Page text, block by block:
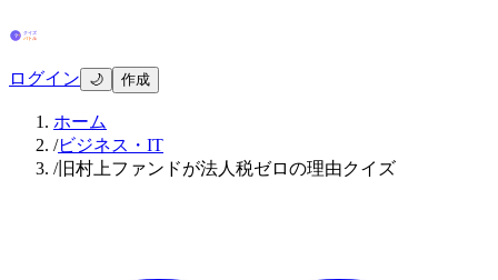
ログイン 🌙 作成
ホーム
/ビジネス・IT
/旧村上ファンドが法人税ゼロの理由クイズ